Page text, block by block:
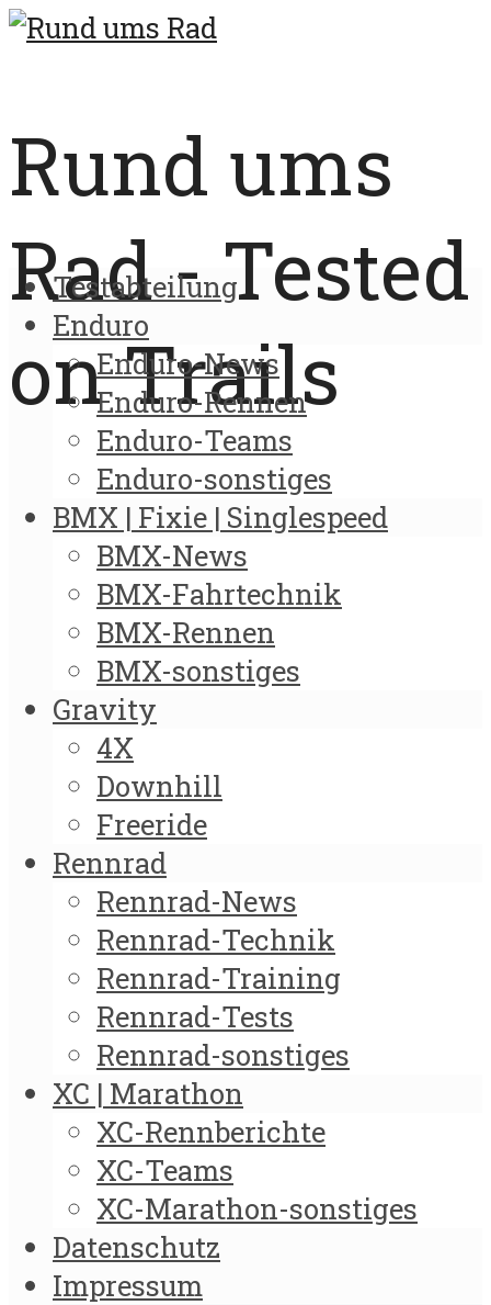
Rund ums
Rad - Tested
on Trails
Testabteilung
Enduro
Enduro-News
Enduro-Rennen
Enduro-Teams
Enduro-sonstiges
BMX | Fixie | Singlespeed
BMX-News
BMX-Fahrtechnik
BMX-Rennen
BMX-sonstiges
Gravity
4X
Downhill
Freeride
Rennrad
Rennrad-News
Rennrad-Technik
Rennrad-Training
Rennrad-Tests
Rennrad-sonstiges
XC | Marathon
XC-Rennberichte
XC-Teams
XC-Marathon-sonstiges
Datenschutz
Impressum